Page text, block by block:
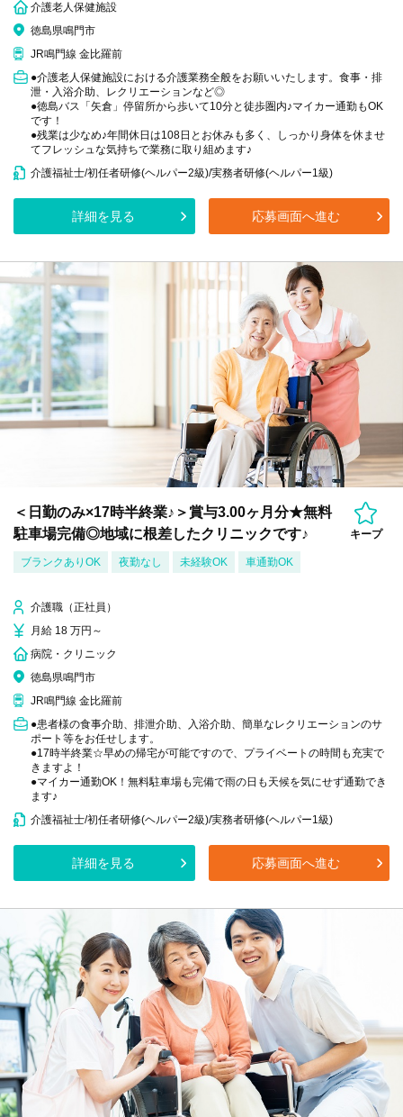
介護老人保健施設
徳島県鳴門市
JR鳴門線 金比羅前
●介護老人保健施設における介護業務全般をお願いいたします。食事・排
泄・入浴介助、レクリエーションなど◎
●徳島バス「矢倉」停留所から歩いて10分と徒歩圏内♪マイカー通勤もOK
です！
●残業は少なめ♪年間休日は108日とお休みも多く、しっかり身体を休ませ
てフレッシュな気持ちで業務に取り組めます♪
介護福祉士/初任者研修(ヘルパー2級)/実務者研修(ヘルパー1級)
詳細を見る 応募画面へ進む
＜日勤のみ×17時半終業♪＞賞与3.00ヶ月分★無料
駐車場完備◎地域に根差したクリニックです♪
キープ
ブランクありOK 夜勤なし 未経験OK 車通勤OK
介護職（正社員）
月給 18 万円～
病院・クリニック
徳島県鳴門市
JR鳴門線 金比羅前
●患者様の食事介助、排泄介助、入浴介助、簡単なレクリエーションのサ
ポート等をお任せします。
●17時半終業☆早めの帰宅が可能ですので、プライベートの時間も充実で
きますよ！
●マイカー通勤OK！無料駐車場も完備で雨の日も天候を気にせず通勤でき
ます♪
介護福祉士/初任者研修(ヘルパー2級)/実務者研修(ヘルパー1級)
詳細を見る 応募画面へ進む